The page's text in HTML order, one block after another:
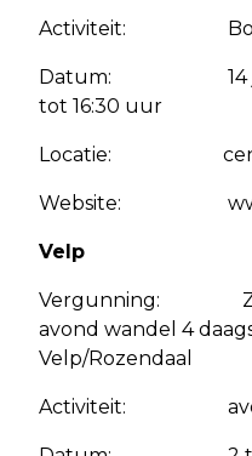
Activiteit: Bonte
Datum: 14 juni
tot 16:30 uur
Locatie:
Website:
Velp
Vergunning:
avond wandel 4
Velp/
Activiteit: